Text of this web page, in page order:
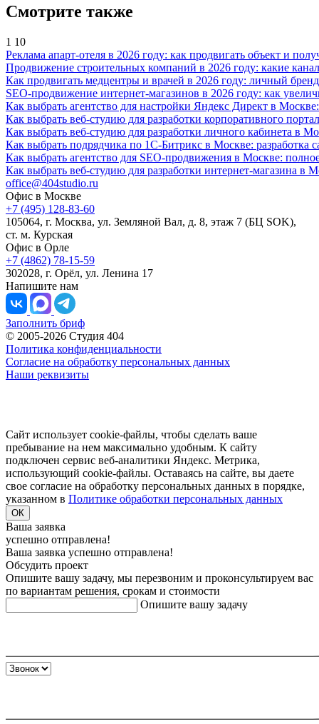
Смотрите также
1 10
Реклама апарт-отеля в 2026 году: как продвигать объект и
Продвижение строительных компаний в 2026 году: какие
Как продвигать медцентры и врачей в 2026 году: личный
SEO-продвижение интернет-магазинов в 2026 году: как
Как выбрать агентство для настройки Яндекс Директ в
Как выбрать веб-студию для разработки корпоративного
Как выбрать веб-студию для разработки личного кабинета в
Как выбрать подрядчика по 1С-Битрикс в Москве: разработка
Как выбрать агентство для SEO-продвижения в Москве:
Как выбрать веб-студию для разработки интернет-магазина
office@404studio.ru
Офис в Москве
+7 (495) 128-83-60
105064, г. Москва, ул. Земляной Вал, д. 8, этаж 7 (БЦ SOK),
ст. м. Курская
Офис в Орле
+7 (4862) 78-15-59
302028, г. Орёл, ул. Ленина 17
Напишите нам
Заполнить бриф
© 2005-2026 Студия 404
Политика конфиденциальности
Согласие на обработку персональных данных
Наши реквизиты
Сайт использует cookie-файлы, чтобы сделать ваше
пребывание на нем максимально удобным. К cайту
подключен сервис веб-аналитики Яндекс. Метрика,
использующий cookie-файлы. Оставаясь на сайте, вы даете
свое согласие на обработку персональных данных в порядке,
указанном в Политике обработки персональных данных
ОК
Ваша заявка
успешно отправлена!
Ваша заявка успешно отправлена!
Обсудить проект
Опишите вашу задачу, мы перезвоним и проконсультируем вас
по вариантам решения, срокам и стоимости
Опишите вашу задачу